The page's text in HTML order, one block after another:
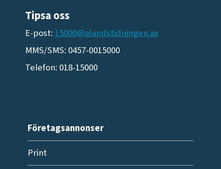
Tipsa oss
E-post: 15000@alandstidningen.ax
MMS/SMS: 0457-0015000
Telefon: 018-15000
Företagsannonser
Print